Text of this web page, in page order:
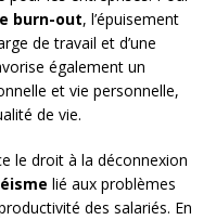
burn-out, l’épuisement
de travail et d’une
également un
et vie personnelle,
de vie.
le droit à la déconnexion
lié aux problèmes
des salariés. En